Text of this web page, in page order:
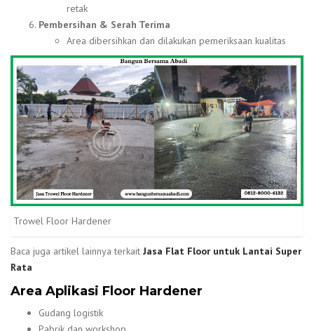
retak
Pembersihan & Serah Terima
Area dibersihkan dan dilakukan pemeriksaan kualitas
Trowel Floor Hardener
Baca juga artikel lainnya terkait Jasa Flat Floor untuk Lantai Super
Rata
Area Aplikasi Floor Hardener
Gudang logistik